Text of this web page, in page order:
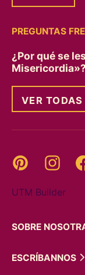
PREGUNTAS
¿Por qué se
Misericordia»?
VER TODAS
Pinterest
UTM Builder
SOBRE
ESCRÍBANNOS